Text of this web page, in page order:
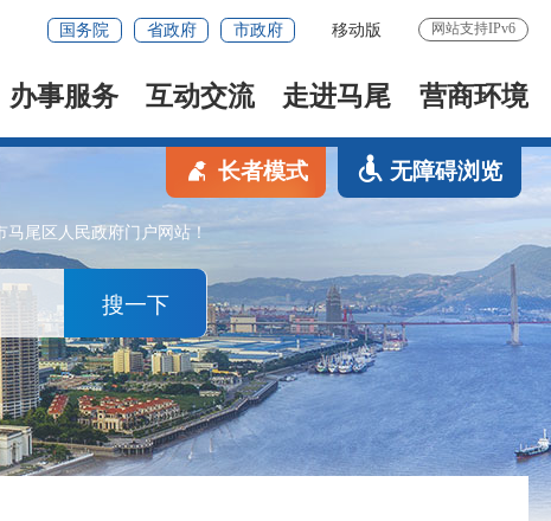
国务院 省政府 市政府 移动版 网站支持IPv6
办事服务 互动交流 走进马尾 营商环境
马尾区人民政府门户网站！
搜一下
长者模式 无障碍浏览